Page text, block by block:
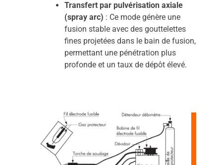
Transfert par pulvérisation axiale
(spray arc) : Ce mode génère une
fusion stable avec des gouttelettes
fines projetées dans le bain de fusion,
permettant une pénétration plus
profonde et un taux de dépôt élevé.